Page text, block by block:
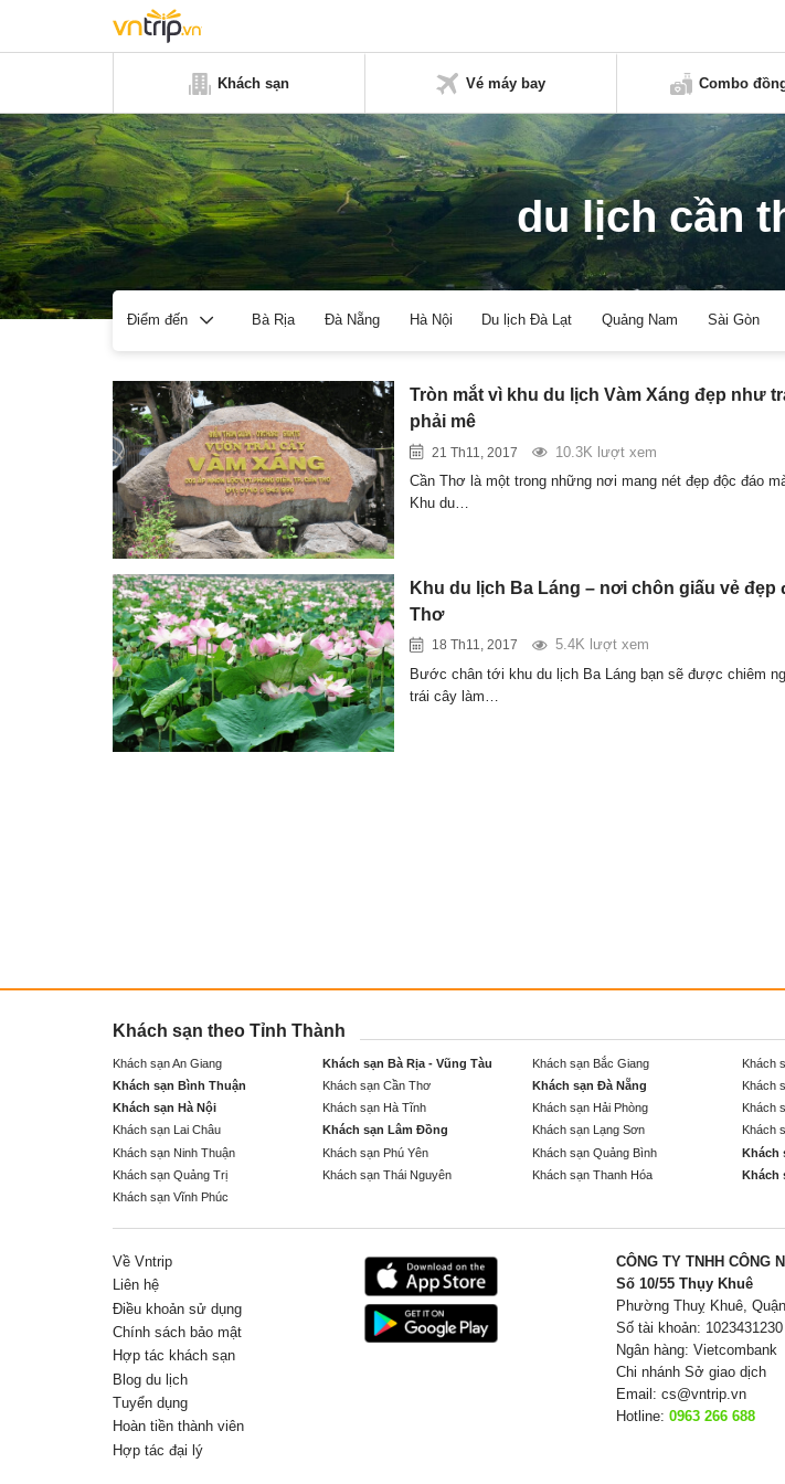
Khách sạn Vé máy bay Combo
du lịch cần
Điểm đến Bà Rịa Đà Nẵng Hà Nội Du lịch Đà Lạt Quảng Nam Sài Gòn
Tròn mắt vì khu du lịch Vàm Xáng đẹp như
phải mê
21 Th11, 2017
10.3K lượt xem
Cần Thơ là một trong những nơi mang nét đẹp độc đáo
Khu du…
Khu du lịch Ba Láng – nơi chôn giấu vẻ đẹp
Thơ
18 Th11, 2017
5.4K lượt xem
Bước chân tới khu du lịch Ba Láng bạn sẽ được chiêm
trái cây làm…
Khách sạn theo Tỉnh Thành
Khách sạn An Giang Khách sạn Bà Rịa - Vũng Tàu Khách sạn Bắc Giang Khách
Khách sạn Bình Thuận
Khách sạn Cần Thơ Khách sạn Đà Nẵng Khách
Khách sạn Hà Nội
Khách sạn Hà Tĩnh Khách sạn Hải Phòng Khách
Khách sạn Lai Châu
Khách sạn Lâm Đồng Khách sạn Lạng Sơn Khách
Khách sạn Ninh Thuận
Khách sạn Phú Yên Khách sạn Quảng Bình Khách
Khách sạn Quảng Trị
Khách sạn Thái Nguyên Khách sạn Thanh Hóa Khách
Khách sạn Vĩnh Phúc
Về Vntrip
Liên hệ
Điều khoản sử dụng
Chính sách bảo mật
Hợp tác khách sạn
Blog du lịch
Tuyển dụng
Hoàn tiền thành viên
Hợp tác đại lý
CÔNG TY TNHH CÔNG
Số 10/55 Thụy Khuê
Phường Thuỵ Khuê,
Số tài khoản: 1023431230
Ngân hàng: Vietcombank
Chi nhánh Sở giao dịch
Email: cs@vntrip.vn
Hotline: 0963 266 688